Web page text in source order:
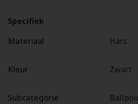
Specifiek
Materiaal
Hars
Kleur Zwart
Subcategorie